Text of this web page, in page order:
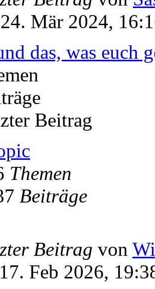
Mär 2024,
das, was euch
Beitrag
Themen
Beiträge
Beitrag von
Feb 2026,